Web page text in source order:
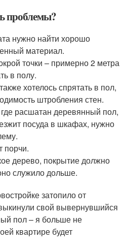
проблемы?
нужно найти хорошо
материал.
точки – примерно 2 метра
в полу.
хотелось спрятать в пол,
штробления стен.
расшатан деревянный пол,
посуда в шкафах, нужно
порчи.
дерево, покрытие должно
служило дольше.
затопило от
свой вывернувшийся
пол – я больше не
квартире будет